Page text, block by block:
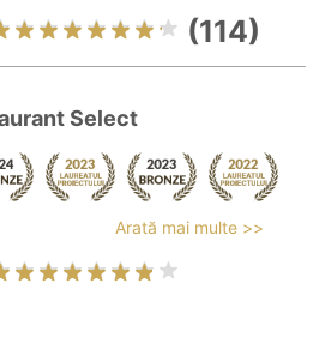
(114)
Select
Arată mai multe >>